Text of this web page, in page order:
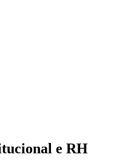
e RH